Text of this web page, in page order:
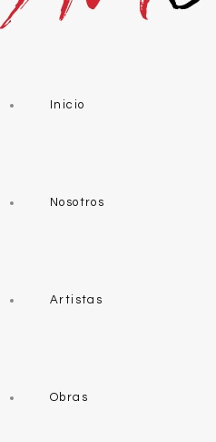
Inicio
Nosotros
Artistas
Obras